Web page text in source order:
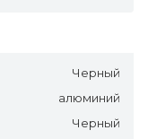
Черный
алюминий
Черный